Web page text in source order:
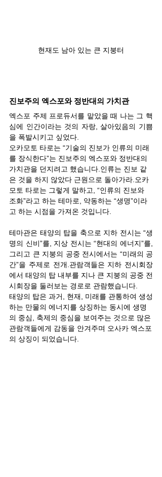
현재도 남아 있는 큰 지붕터
진보주의 엑스포와 정반대의 가치관
엑스포 주제 프로듀서를 맡았을 때 나는 그 핵
심에 인간이라는 것의 자랑, 살아있음의 기쁨
을 폭발시키고 싶었다.
오카모토 타로는 “기술의 진보가 인류의 미래
를 장식한다”는 진보주의 엑스포와 정반대의
가치관을 던지려고 했습니다.인류는 진보 같
은 것을 하지 않았다 근원으로 돌아가라.오카
모토 타로는 그렇게 말하고, “인류의 진보와
조화”라고 하는 테마로, 약동하는 “생명”이라
고 하는 시점을 가져온 것입니다.
테마관은 태양의 탑을 축으로 지하 전시는 “생
명의 신비”를, 지상 전시는 “현대의 에너지”를,
그리고 큰 지붕의 공중 전시에서는 “미래의 공
간”을 주제로 전개.관람객들은 지하 전시회장
에서 태양의 탑 내부를 지나 큰 지붕의 공중 전
시회장을 둘러보는 경로로 관람했습니다.
태양의 탑은 과거, 현재, 미래를 관통하여 생성
하는 만물의 에너지를 상징하는 동시에 생명
의 중심, 축제의 중심을 보여주는 것으로 많은
관람객들에게 감동을 안겨주며 오사카 엑스포
의 상징이 되었습니다.